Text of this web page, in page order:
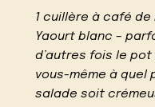
1 cuillère à café de
Yaourt blanc –
d’autres fois le
vous-même à quel
salade soit